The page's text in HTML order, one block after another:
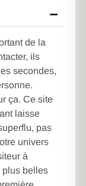
de la
ils
secondes,
ça. Ce site
laisse
pas
univers
à
plus belles